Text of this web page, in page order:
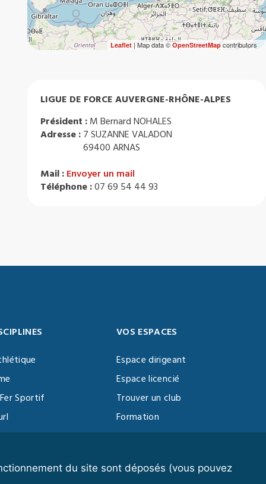
du site sont déposés (vous pouvez
Leaflet| Map data ©OpenStreetMapcontributors
LIGUE DE FORCE AUVERGNE-RHÔNE-ALPES
Président : M Bernard NOHALES
Adresse : 7 SUZANNE VALADON
69400 ARNAS
Mail : Envoyer un mail
Téléphone :07 69 54 44 93
Sportif
Training
VOS ESPACES
Espace dirigeant
Espace licencié
Trouver un club
Formation